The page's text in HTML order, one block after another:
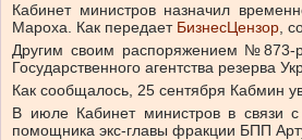
Кабинет министров назначил
Мароха. Как передает БизнесЦензор ,
Другим своим распоряжением №873-
Государственного агентства резерва
Как сообщалось, 25 сентября Кабмин
В июле Кабинет министров в связи с
помощника экс-главы фракции БПП